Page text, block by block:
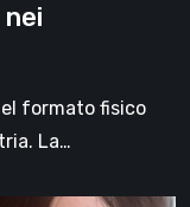
formato fisico
La…